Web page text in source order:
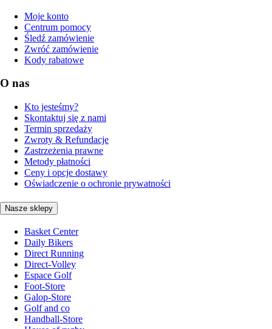
Moje konto
Centrum pomocy
Śledź zamówienie
Zwróć zamówienie
Kody rabatowe
O nas
Kto jesteśmy?
Skontaktuj się z nami
Termin sprzedaży
Zwroty & Refundacje
Zastrzeżenia prawne
Metody płatności
Ceny i opcje dostawy
Oświadczenie o ochronie prywatności
Nasze sklepy
Basket Center
Daily Bikers
Direct Running
Direct-Volley
Espace Golf
Foot-Store
Galop-Store
Golf and co
Handball-Store